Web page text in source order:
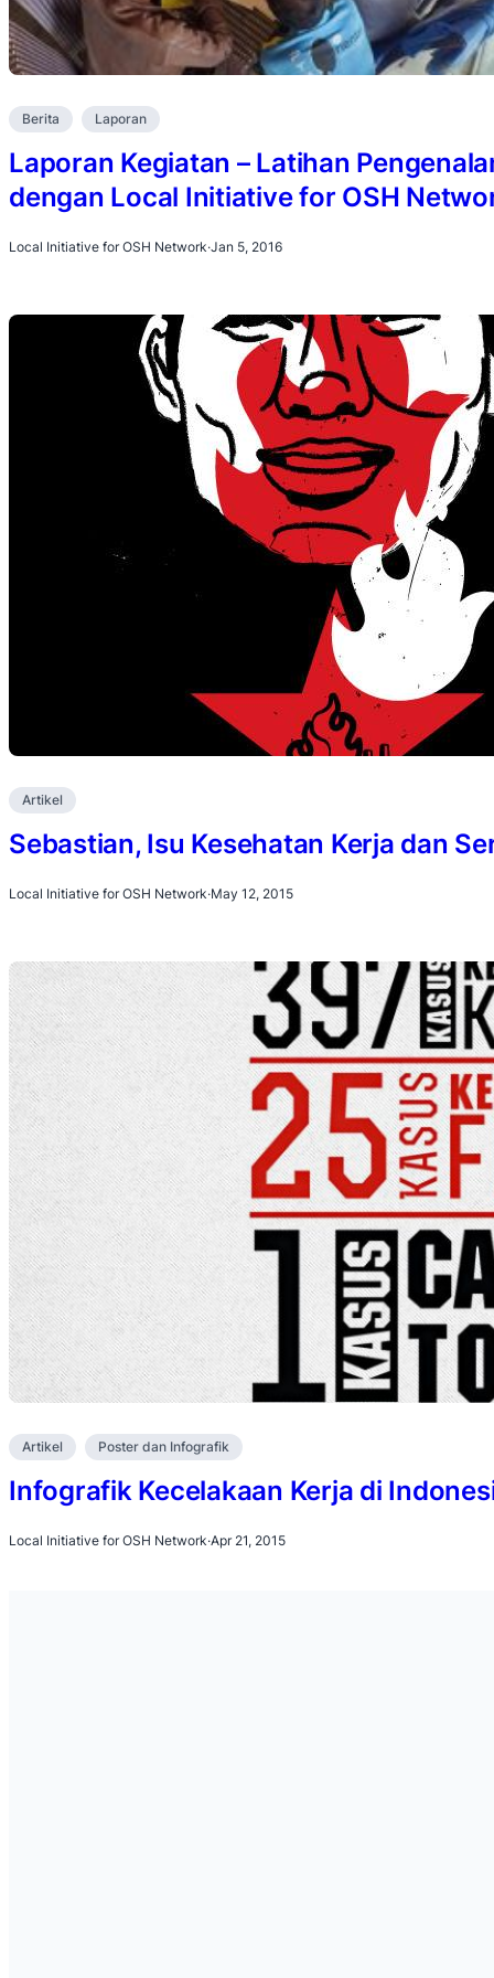
Berita Laporan
Laporan Kegiatan – Latihan
dengan Local Initiative for OSH
Local Initiative for OSH Network·Jan 5, 2016
Artikel
Sebastian, Isu Kesehatan Kerja dan
Local Initiative for OSH Network·May 12, 2015
Artikel Poster dan Infografik
Infografik Kecelakaan Kerja di
Local Initiative for OSH Network·Apr 21, 2015